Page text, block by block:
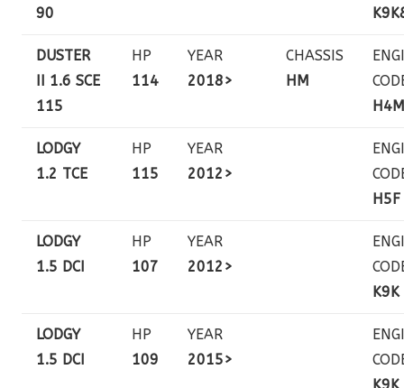
90
DUSTER
II 1.6 SCE
115
HP
114
YEAR
2018>
CHASSIS
HM
H4M
LODGY
1.2 TCE
HP
115
YEAR
2012>
H5F
LODGY
1.5 DCI
HP
107
YEAR
2012>
K9K
LODGY
1.5 DCI
HP
109
YEAR
2015>